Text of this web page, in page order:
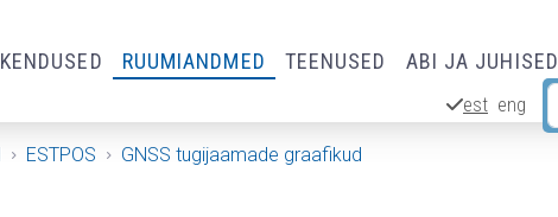
RUUMIANDMED TEENUSED ABI JA JUHISED
est eng
ESTPOS GNSS tugijaamade graafikud